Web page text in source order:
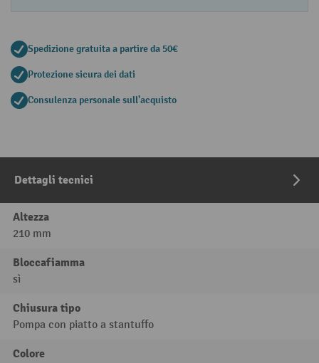
Spedizione gratuita a partire da 50€
Protezione sicura dei dati
Consulenza personale sull'acquisto
Dettagli tecnici
Altezza
210 mm
Bloccafiamma
sì
Chiusura tipo
Pompa con piatto a stantuffo
Colore